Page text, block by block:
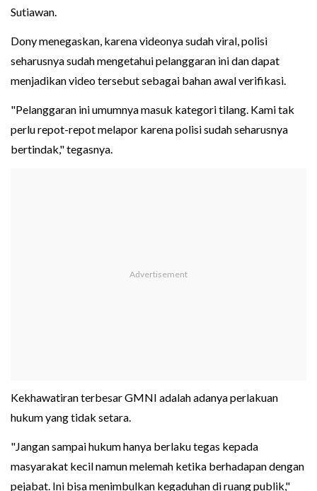
Sutiawan.
Dony menegaskan, karena videonya sudah viral, polisi
seharusnya sudah mengetahui pelanggaran ini dan dapat
menjadikan video tersebut sebagai bahan awal verifikasi.
"Pelanggaran ini umumnya masuk kategori tilang. Kami tak
perlu repot-repot melapor karena polisi sudah seharusnya
bertindak," tegasnya.
Kekhawatiran terbesar GMNI adalah adanya perlakuan
hukum yang tidak setara.
"Jangan sampai hukum hanya berlaku tegas kepada
masyarakat kecil namun melemah ketika berhadapan dengan
pejabat. Ini bisa menimbulkan kegaduhan di ruang publik,"